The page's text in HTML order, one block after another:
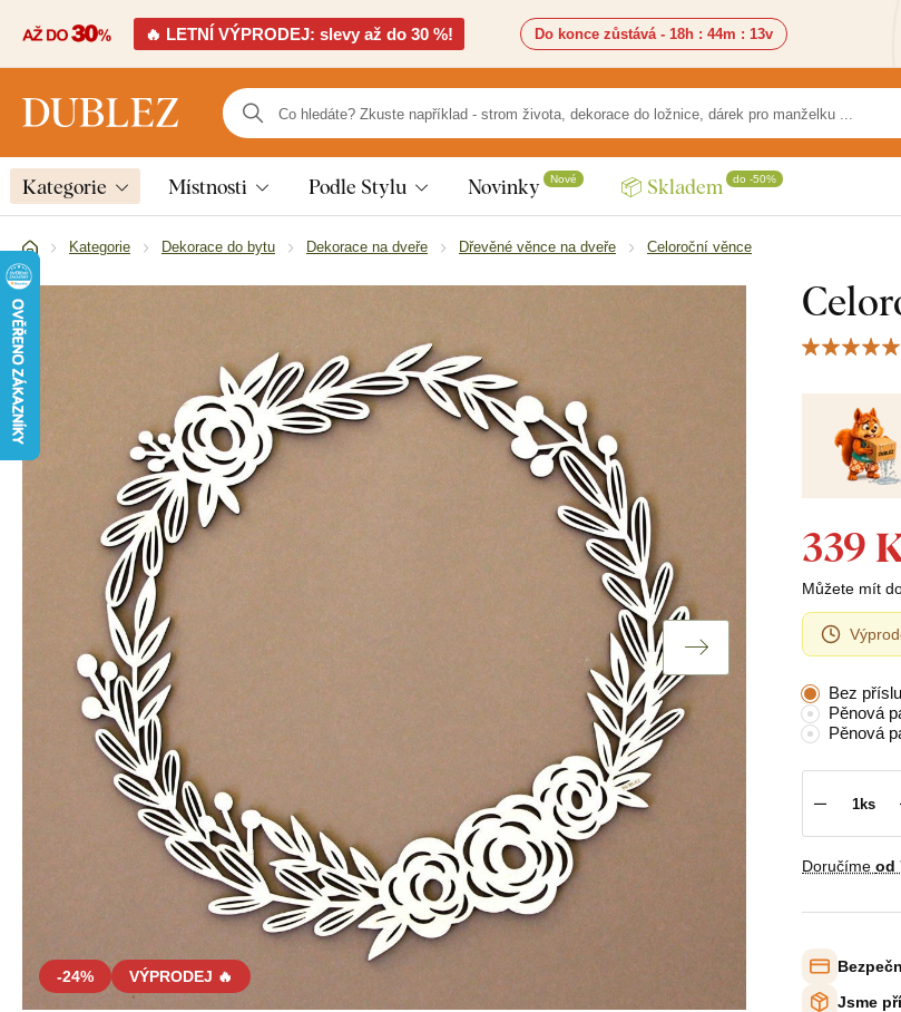
🔥 LETNÍ VÝPRODEJ: slevy až do 30 %! Do konce zůstává - 18h : 44m : 12v
Kategorie Místnosti Podle Stylu Novinky Nové 📦 Skladem do -50%
Kategorie Dekorace do bytu Dekorace na dveře Dřevěné věnce na dveře Celoroční věnce
-24% VÝPRODEJ 🔥
339
Můžete mít
Bez
Pěnová
Pěnová
Doručíme od
Jsme